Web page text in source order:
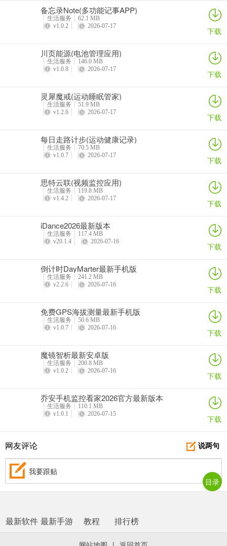
备忘录Note(多功能记事APP)
生活服务
62.1 MB
v1.0.2
2026-07-17 下载
川页能源(电池管理应用)
生活服务
146.0 MB
v1.0.8
2026-07-17 下载
灵犀魔戒(运动睡眠管家)
生活服务
51.9 MB
v1.2.6
2026-07-17 下载
每日走路计步(运动健康记录)
生活服务
70.5 MB
v1.0.7
2026-07-17 下载
思特云联(视频监控应用)
生活服务
119.8 MB
v1.4.2
2026-07-17 下载
iDance2026最新版本
生活服务
117.4 MB
v20.1.4
2026-07-16 下载
倒计时DayMarter最新手机版
生活服务
241.2 MB
v2.2.6
2026-07-16 下载
免费GPS海拔测量最新手机版
生活服务
50.6 MB
v1.0.7
2026-07-16 下载
魔镜智析最新安卓版
生活服务
200.8 MB
v1.0.2
2026-07-16 下载
乔安手机监控看家2026官方最新版本
生活服务
110.1 MB
v1.0.1
2026-07-15 下载
说两句
网友评论
我要跟贴
最新软件 最新手游 教程 排行榜
目录